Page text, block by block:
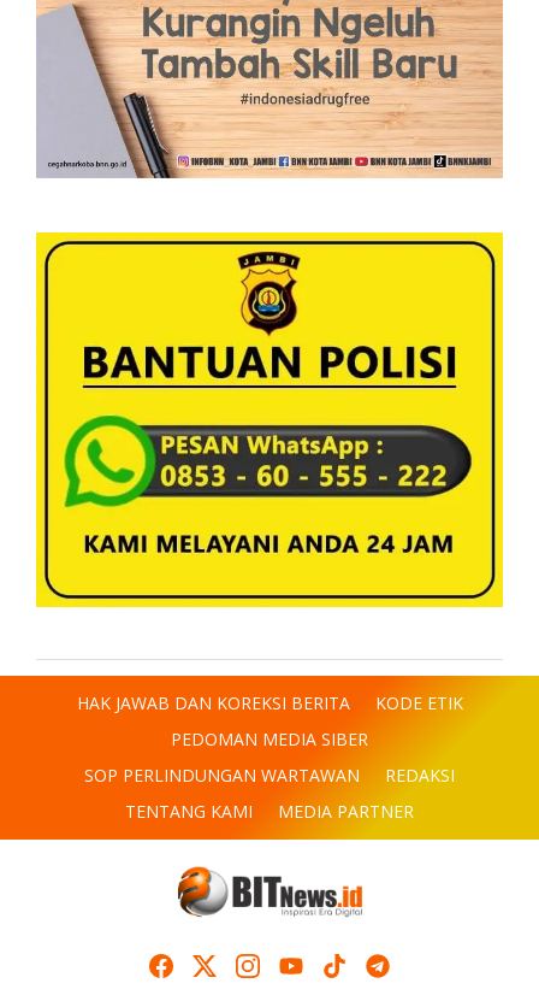
HAK JAWAB DAN KOREKSI BERITA
KODE ETIK
PEDOMAN MEDIA SIBER
SOP PERLINDUNGAN WARTAWAN
REDAKSI
TENTANG KAMI
MEDIA PARTNER